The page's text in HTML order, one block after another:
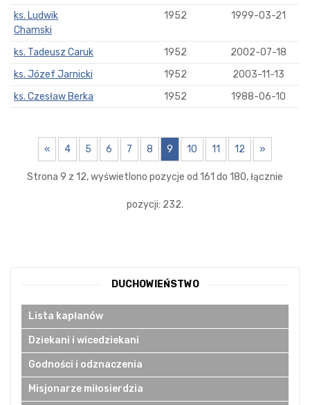
ks. Ludwik
Chamski
1952 1999-03-21
ks. Tadeusz Caruk 1952
2002-07-18
ks. Józef Jarnicki
1952
2003-11-13
ks. Czesław Berka
1952 1988-06-10
« 4 5 6 7 8 9 10 11 12 »
Strona 9 z 12, wyświetlono pozycje od 161 do 180, łącznie
pozycji: 232.
DUCHOWIEŃSTWO
Lista kapłanów
Dziekani i wicedziekani
Godności i odznaczenia
Misjonarze miłosierdzia